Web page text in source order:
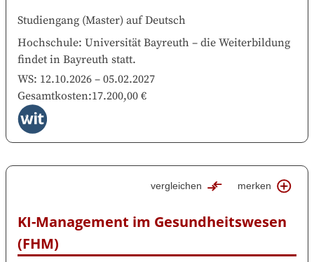
Studiengang (Master) auf Deutsch
Hochschule: Universität Bayreuth – die Weiterbildung
findet in Bayreuth statt.
WS: 12.10.2026 – 05.02.2027
Gesamtkosten:17.200,00 €
KI-Management im Gesundheitswesen
(FHM)
vergleichen merken